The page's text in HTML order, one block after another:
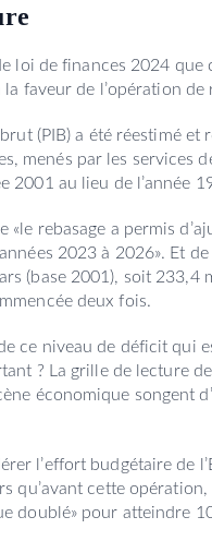
loi de finances 2024
faveur de l’opération
(PIB) a été réestimé et
menés par les services
2001 au lieu de l’année
«le rebasage a permis
2023 à 2026». Et
(base 2001), soit 233,4
deux fois.
ce niveau de déficit qui
? La grille de lecture
économique songent
l’effort budgétaire de
qu’avant cette
doublé» pour atteindre